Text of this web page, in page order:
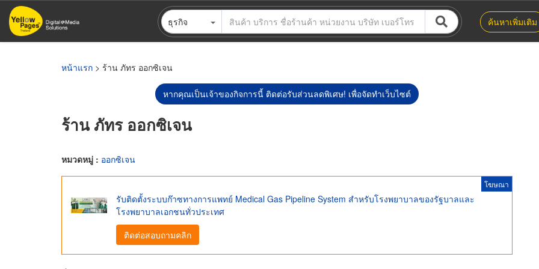
ข้าม
ไป
ธุรกิจ ค้นหาเพิ่มเติม
หน้าแรก > ร้าน ภัทร ออกซิเจน
หากคุณเป็นเจ้าของกิจการนี้ ติดต่อรับส่วนลดพิเศษ! เพื่อจัดทำเว็บไซต์
ร้าน ภัทร ออกซิเจน
หมวดหมู่ : ออกซิเจน
โฆษณา
รับติดตั้งระบบก๊าซทางการแพทย์ Medical Gas Pipeline System สำหรับโรงพยาบาลของรัฐบาลและ
โรงพยาบาลเอกชนทั่วประเทศ
ติดต่อสอบถามคลิก